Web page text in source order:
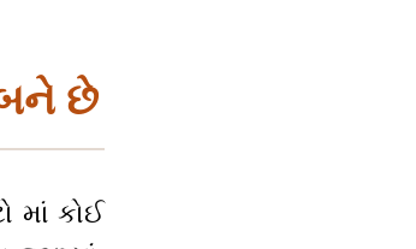
બને છે
માં કોઈ